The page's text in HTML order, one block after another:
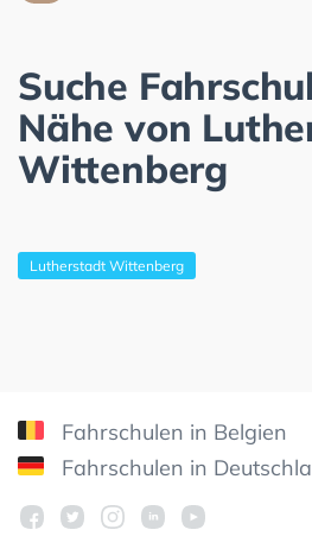
Suche
Nähe von
Wittenberg
Lutherstadt Wittenberg
Fahrschulen in Belgien
Fahrschulen in